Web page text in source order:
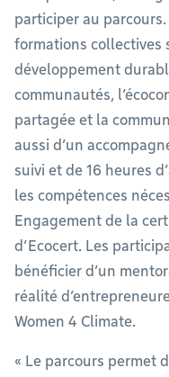
participer au
formations collectives
développement
communautés,
partagée et la
aussi d’un
suivi et de 16 heures
les compétences
Engagement de la
d’Ecocert. Les
bénéficier d’un
réalité
Women 4 Climate.
« Le parcours permet